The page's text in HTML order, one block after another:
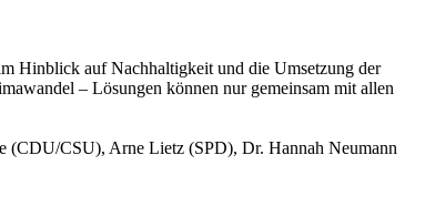
Hinblick auf Nachhaltigkeit und die Umsetzung der
– Lösungen können nur gemeinsam mit allen
(CDU/CSU), Arne Lietz (SPD), Dr. Hannah Neumann